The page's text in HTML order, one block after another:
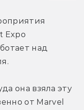
над
она взяла эту
от Marvel